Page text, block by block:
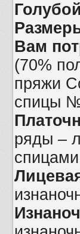
Вам
(70%
пряжи
спицы №
ряды –